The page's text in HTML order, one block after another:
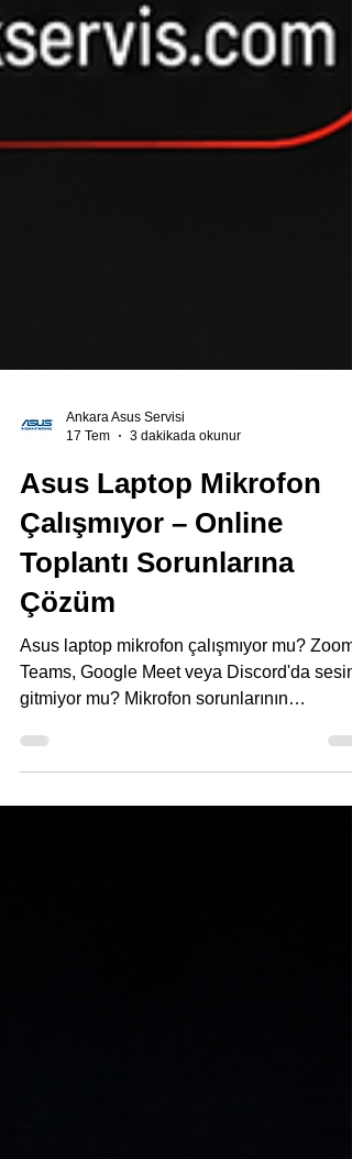
Ankara Asus Servisi
17 Tem
3 dakikada okunur
Asus Laptop Mikrofon
Çalışmıyor – Online
Toplantı Sorunlarına
Çözüm
Asus laptop mikrofon çalışmıyor mu? Zoom,
gitmiyor mu? Mikrofon sorunlarının
nedenlerini ve çözüm yollarını detaylı
rehberimizde öğrenin.